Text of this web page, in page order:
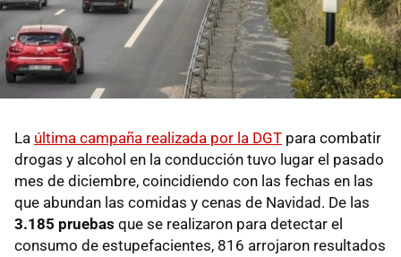
La última campaña realizada por la DGT para combatir
drogas y alcohol en la conducción tuvo lugar el pasado
mes de diciembre, coincidiendo con las fechas en las
que abundan las comidas y cenas de Navidad. De las
3.185 pruebas que se realizaron para detectar el
consumo de estupefacientes, 816 arrojaron resultados